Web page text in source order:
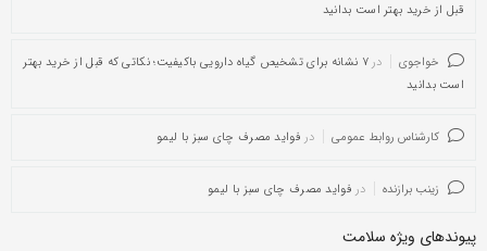
قبل از خرید بهتر است بدانید
خواجوی در
۷ نشانه برای تشخیص گیاه دارویی باکیفیت؛ نکاتی که قبل از خرید بهتر
است بدانید
کارشناس روابط عمومی در فواید مصرف چای سبز با لیمو
زینب برازنده در فواید مصرف چای سبز با لیمو
پیوندهای ویژه سلامت